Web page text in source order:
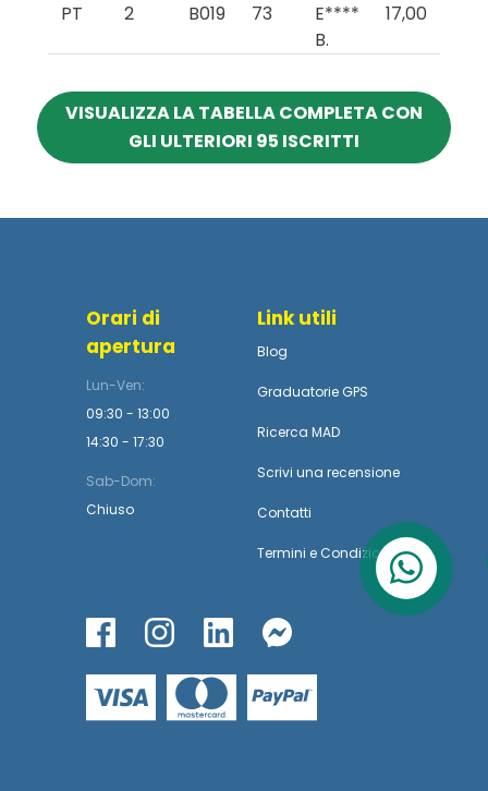
PT 2 B019 73
E****
B.
17,00
VISUALIZZA LA TABELLA COMPLETA CON
GLI ULTERIORI 95 ISCRITTI
Orari di
apertura
Lun-Ven:
09:30 - 13:00
14:30 - 17:30
Sab-Dom:
Chiuso
Link utili
Blog
Graduatorie GPS
Ricerca MAD
Scrivi una recensione
Contatti
Termini e Condizioni